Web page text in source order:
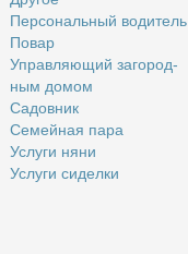
Пер­со­наль­ный во­ди­тель
По­вар
Управ­ля­ю­щий за­го­род­
ным до­мом
Са­дов­ник
Се­мей­ная па­ра
Услу­ги ня­ни
Услу­ги си­дел­ки